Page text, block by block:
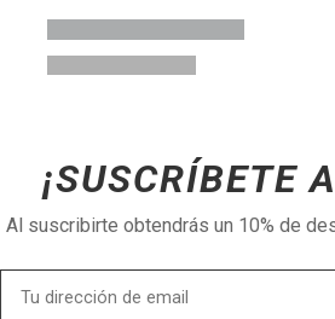
¡SUSCRÍBETE
Al suscribirte obtendrás un 10% de